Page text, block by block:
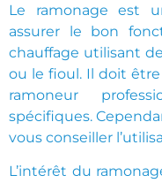
Le ramonage est
assurer le bon
chauffage utilisant
ou le fioul. Il doit
ramoneur
spécifiques.
vous conseiller
L’intérêt du